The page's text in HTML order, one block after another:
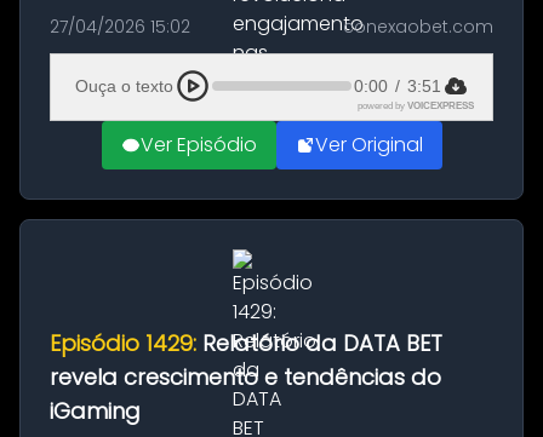
BETBY, fornecedora global de soluções para
apostas esportivas, apresentou ao mercado
uma novidade que promete transformar a
for...
27/04/2026 15:02 conexaobet.com
Ouça o texto 0:00 / 3:51
powered by VOICEXPRESS
Ver Episódio Ver Original
Episódio 1429: Relatório da DATA BET
revela crescimento e tendências do
iGaming